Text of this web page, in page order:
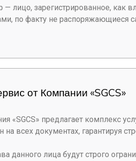
лицо, зарегистрированное, как
по факту не распоряжающиеся
от Компании «SGCS»
«SGCS» предлагает комплекс
на всех документах, гарантируя
данного лица будут строго